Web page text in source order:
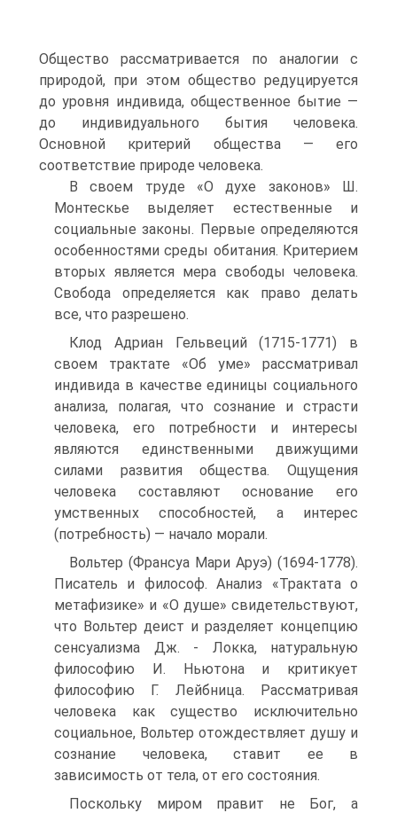
Общество рассматривается по аналогии с
природой, при этом общество редуцируется
до уровня индивида, общественное бытие —
до индивидуального бытия человека.
Основной критерий общества — его
соответствие природе человека.
В своем труде «О духе законов» Ш.
Монтескье выделяет естественные и
социальные законы. Первые определяются
особенностями среды обитания. Критерием
вторых является мера свободы человека.
Свобода определяется как право делать
все, что разрешено.
Клод Адриан Гельвеций (1715-1771) в
своем трактате «Об уме» рассматривал
индивида в качестве единицы социального
анализа, полагая, что сознание и страсти
человека, его потребности и интересы
являются единственными движущими
силами развития общества. Ощущения
человека составляют основание его
умственных способностей, а интерес
(потребность) — начало морали.
Вольтер (Франсуа Мари Аруэ) (1694-1778).
Писатель и философ. Анализ «Трактата о
метафизике» и «О душе» свидетельствуют,
что Вольтер деист и разделяет концепцию
сенсуализма Дж. - Локка, натуральную
философию И. Ньютона и критикует
философию Г. Лейбница. Рассматривая
человека как существо исключительно
социальное, Вольтер отождествляет душу и
сознание человека, ставит ее в
зависимость от тела, от его состояния.
Поскольку миром правит не Бог, а